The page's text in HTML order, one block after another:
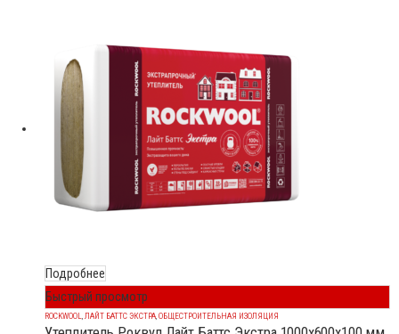
Подробнее
Быстрый просмотр
ROCKWOOL,ЛАЙТ БАТТС ЭКСТРА,ОБЩЕСТРОИТЕЛЬНАЯ ИЗОЛЯЦИЯ